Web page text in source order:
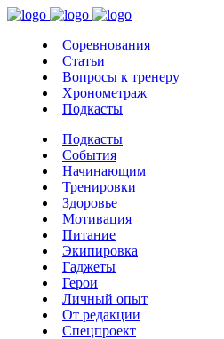
Соревнования
Статьи
Вопросы к тренеру
Хронометраж
Подкасты
Подкасты
События
Начинающим
Тренировки
Здоровье
Мотивация
Питание
Экипировка
Гаджеты
Герои
Личный опыт
От редакции
Спецпроект